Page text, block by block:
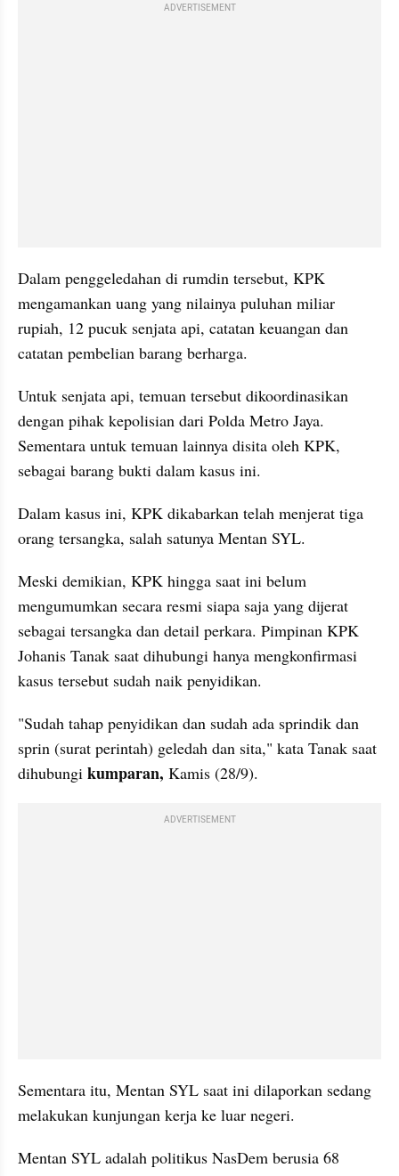
ADVERTISEMENT
Dalam penggeledahan di rumdin tersebut, KPK
mengamankan uang yang nilainya puluhan miliar
rupiah, 12 pucuk senjata api, catatan keuangan dan
catatan pembelian barang berharga.
Untuk senjata api, temuan tersebut dikoordinasikan
dengan pihak kepolisian dari Polda Metro Jaya.
Sementara untuk temuan lainnya disita oleh KPK,
sebagai barang bukti dalam kasus ini.
Dalam kasus ini, KPK dikabarkan telah menjerat tiga
orang tersangka, salah satunya Mentan SYL.
Meski demikian, KPK hingga saat ini belum
mengumumkan secara resmi siapa saja yang dijerat
sebagai tersangka dan detail perkara. Pimpinan KPK
Johanis Tanak saat dihubungi hanya mengkonfirmasi
kasus tersebut sudah naik penyidikan.
"Sudah tahap penyidikan dan sudah ada sprindik dan
sprin (surat perintah) geledah dan sita," kata Tanak saat
dihubungi kumparan, Kamis (28/9).
ADVERTISEMENT
Sementara itu, Mentan SYL saat ini dilaporkan sedang
melakukan kunjungan kerja ke luar negeri.
Mentan SYL adalah politikus NasDem berusia 68